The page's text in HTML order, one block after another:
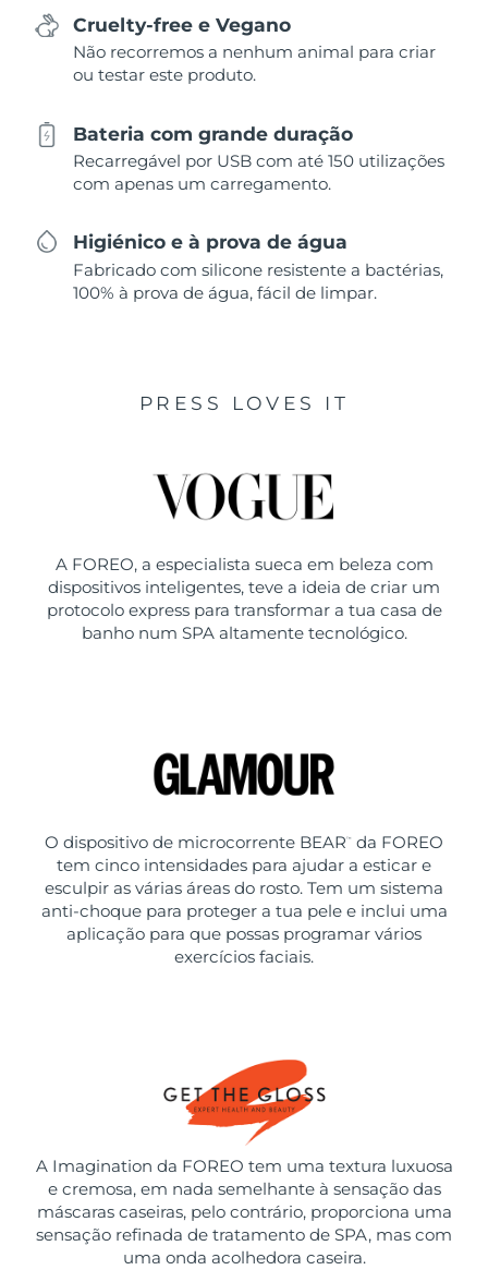
Cruelty-free e Vegano
Não recorremos a nenhum animal para criar
ou testar este produto.
Bateria com grande duração
Recarregável por USB com até 150 utilizações
com apenas um carregamento.
Higiénico e à prova de água
Fabricado com silicone resistente a bactérias,
100% à prova de água, fácil de limpar.
PRESS LOVES IT
A FOREO, a especialista sueca em beleza com
dispositivos inteligentes, teve a ideia de criar um
protocolo express para transformar a tua casa de
banho num SPA altamente tecnológico.
O dispositivo de microcorrente BEAR ™
da FOREO
tem cinco intensidades para ajudar a esticar e
esculpir as várias áreas do rosto. Tem um sistema
anti-choque para proteger a tua pele e inclui uma
aplicação para que possas programar vários
exercícios faciais.
A Imagination da FOREO tem uma textura luxuosa
e cremosa, em nada semelhante à sensação das
máscaras caseiras, pelo contrário, proporciona uma
sensação refinada de tratamento de SPA, mas com
uma onda acolhedora caseira.